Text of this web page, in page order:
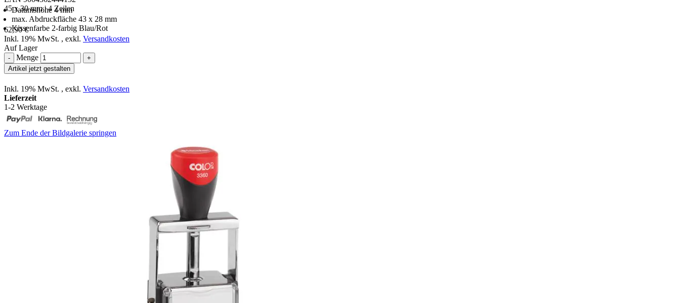
45 x 30 mm | 4 Zeilen
Datumshöhe 4 mm
max. Abdruckfläche 43 x 28 mm
Kissenfarbe 2-farbig Blau/Rot
62,90 €
Inkl. 19% MwSt. , exkl. Versandkosten
Auf Lager
- Menge
+
Artikel jetzt gestalten
Inkl. 19% MwSt. , exkl. Versandkosten
Lieferzeit
1-2 Werktage
Zum Ende der Bildgalerie springen